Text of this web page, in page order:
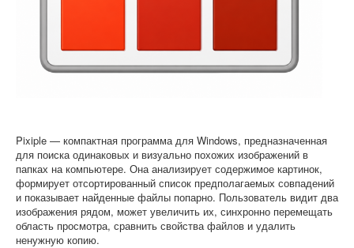
Pixiple — компактная программа для Windows, предназначенная
для поиска одинаковых и визуально похожих изображений в
папках на компьютере. Она анализирует содержимое картинок,
формирует отсортированный список предполагаемых совпадений
и показывает найденные файлы попарно. Пользователь видит два
изображения рядом, может увеличить их, синхронно перемещать
область просмотра, сравнить свойства файлов и удалить
ненужную копию.